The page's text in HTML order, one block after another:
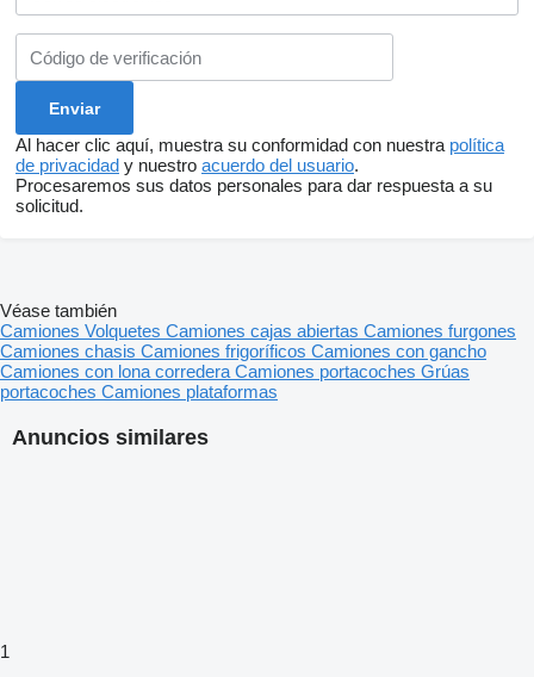
Al hacer clic aquí, muestra su conformidad con nuestra política
de privacidad y nuestro acuerdo del usuario.
Procesaremos sus datos personales para dar respuesta a su
solicitud.
Anuncios similares
1
Véase también
Camiones Volquetes Camiones cajas abiertas Camiones furgones
Camiones chasis Camiones frigoríficos Camiones con gancho
Camiones con lona corredera Camiones portacoches Grúas
portacoches Camiones plataformas